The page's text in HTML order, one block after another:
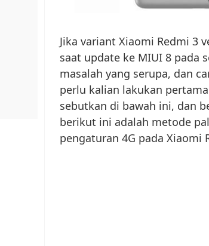
Jika variant Xiaomi Redmi 3
saat update ke MIUI 8 pada
masalah yang serupa, dan
perlu kalian lakukan
sebutkan di bawah ini, dan
berikut ini adalah metode
pengaturan 4G pada Xiaomi